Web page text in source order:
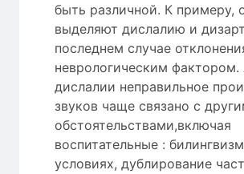
быть различной. К примеру,
выделяют дислалию и
последнем случае
неврологическим фактором.
дислалии неправильное
звуков чаще связано с
обстоятельствами,включая
воспитательные :
условиях, дублирование